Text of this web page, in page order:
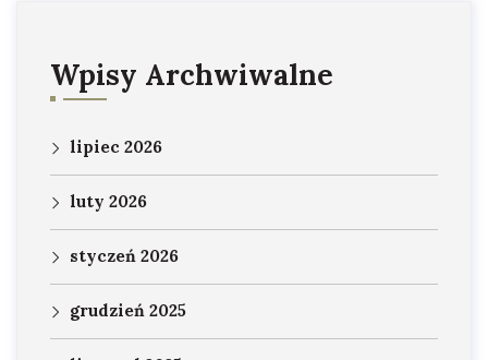
Wpisy Archwiwalne
lipiec 2026
luty 2026
styczeń 2026
grudzień 2025